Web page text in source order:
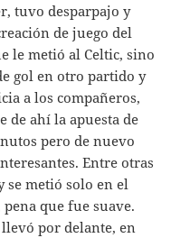
tuvo desparpajo y
de juego del
le metió al Celtic, sino
gol en otro partido y
a los compañeros,
de ahí la apuesta de
pero de nuevo
Entre otras
se metió solo en el
que fue suave.
por delante, en